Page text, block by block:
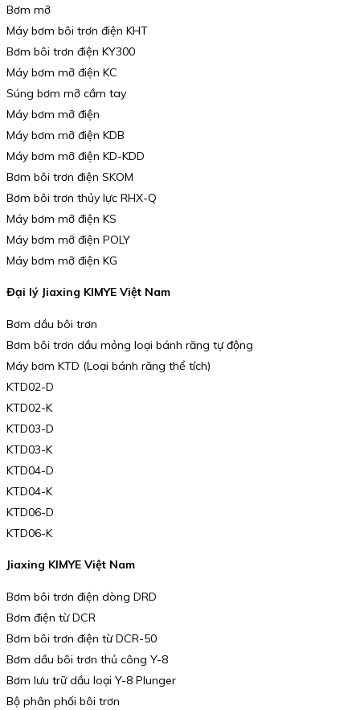
Bơm mỡ
Máy bơm bôi trơn điện KHT
Bơm bôi trơn điện KY300
Máy bơm mỡ điện KC
Súng bơm mỡ cầm tay
Máy bơm mỡ điện
Máy bơm mỡ điện KDB
Máy bơm mỡ điện KD-KDD
Bơm bôi trơn điện SKOM
Bơm bôi trơn thủy lực RHX-Q
Máy bơm mỡ điện KS
Máy bơm mỡ điện POLY
Máy bơm mỡ điện KG
Đại lý Jiaxing KIMYE Việt Nam
Bơm dầu bôi trơn
Bơm bôi trơn dầu mỏng loại bánh răng tự động
Máy bơm KTD (Loại bánh răng thể tích)
KTD02-D
KTD02-K
KTD03-D
KTD03-K
KTD04-D
KTD04-K
KTD06-D
KTD06-K
Jiaxing KIMYE Việt Nam
Bơm bôi trơn điện dòng DRD
Bơm điện từ DCR
Bơm bôi trơn điện từ DCR-50
Bơm dầu bôi trơn thủ công Y-8
Bơm lưu trữ dầu loại Y-8 Plunger
Bộ phân phối bôi trơn